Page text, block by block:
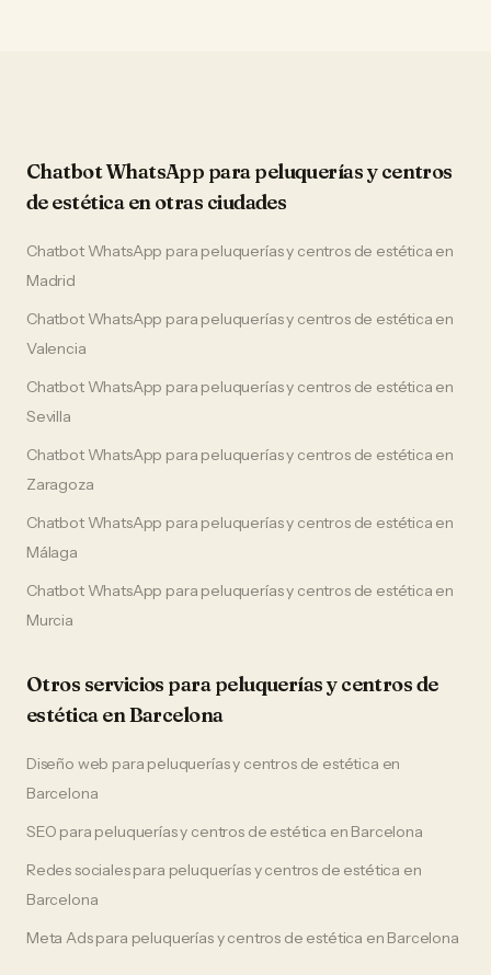
Chatbot WhatsApp parapeluquerías y centros
de estéticaen otras ciudades
Chatbot WhatsApp para peluquerías y centros de estética en
Madrid
Chatbot WhatsApp para peluquerías y centros de estética en
Valencia
Chatbot WhatsApp para peluquerías y centros de estética en
Sevilla
Chatbot WhatsApp para peluquerías y centros de estética en
Zaragoza
Chatbot WhatsApp para peluquerías y centros de estética en
Málaga
Chatbot WhatsApp para peluquerías y centros de estética en
Murcia
Otros servicios parapeluquerías y centros de
estéticaenBarcelona
Diseño web para peluquerías y centros de estética en
Barcelona
SEO para peluquerías y centros de estética en Barcelona
Redes socialespara peluquerías y centros de estética en
Barcelona
Meta Adspara peluquerías y centros de estética en Barcelona